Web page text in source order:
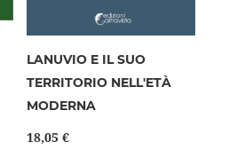
LANUVIO E IL SUO
TERRITORIO NELL'ETÀ
MODERNA
18,05 €